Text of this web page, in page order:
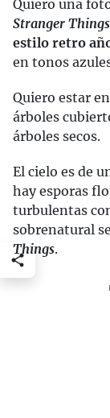
Quiero una
Stranger Things
estilo retro
en tonos
Quiero estar
árboles
árboles secos.
El cielo es de
hay esporas
turbulentas
sobrenatural
Things.